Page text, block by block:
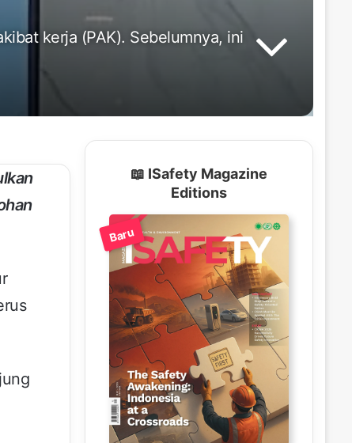
kerja (PAK). Sebelumnya, ini
📖 ISafety Magazine
Editions
Baru